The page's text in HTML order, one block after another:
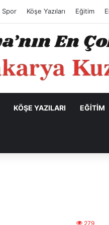
Spor Köşe Yazıları Eğitim
KÖŞE YAZILARI EĞITIM
279